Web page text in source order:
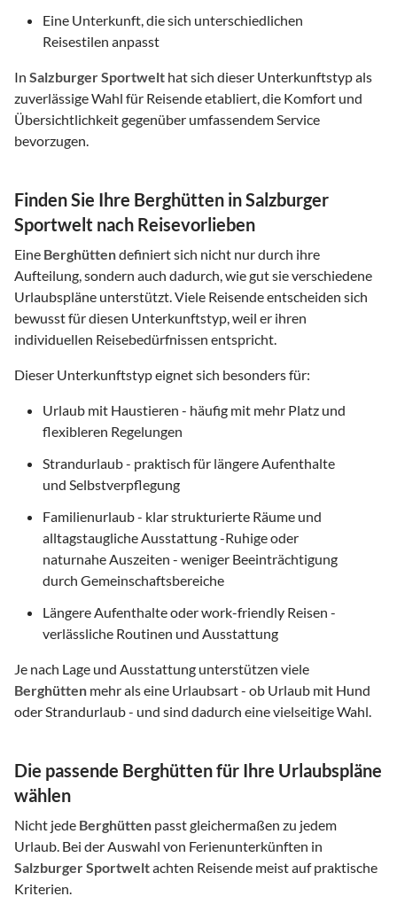
Eine Unterkunft, die sich unterschiedlichen
Reisestilen anpasst
In Salzburger Sportwelt hat sich dieser Unterkunftstyp als
zuverlässige Wahl für Reisende etabliert, die Komfort und
Übersichtlichkeit gegenüber umfassendem Service
bevorzugen.
Finden Sie Ihre Berghütten in Salzburger
Sportwelt nach Reisevorlieben
Eine Berghüttendefiniert sich nicht nur durch ihre
Aufteilung, sondern auch dadurch, wie gut sie verschiedene
Urlaubspläne unterstützt. Viele Reisende entscheiden sich
bewusst für diesen Unterkunftstyp, weil er ihren
individuellen Reisebedürfnissen entspricht.
Dieser Unterkunftstyp eignet sich besonders für:
Urlaub mit Haustieren - häufig mit mehr Platz und
flexibleren Regelungen
Strandurlaub - praktisch für längere Aufenthalte
und Selbstverpflegung
Familienurlaub - klar strukturierte Räume und
alltagstaugliche Ausstattung -Ruhige oder
naturnahe Auszeiten - weniger Beeinträchtigung
durch Gemeinschaftsbereiche
Längere Aufenthalte oder work-friendly Reisen -
verlässliche Routinen und Ausstattung
Je nach Lage und Ausstattung unterstützen viele
Berghütten mehr als eine Urlaubsart - ob Urlaub mit Hund
oder Strandurlaub - und sind dadurch eine vielseitige Wahl.
Die passende Berghütten für Ihre Urlaubspläne
wählen
Nicht jede Berghütten passt gleichermaßen zu jedem
Urlaub. Bei der Auswahl von Ferienunterkünften in
Salzburger Sportweltachten Reisende meist auf praktische
Kriterien.